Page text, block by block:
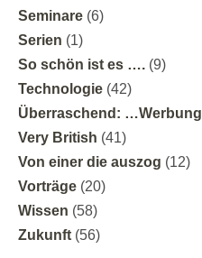
Seminare (6)
Serien (1)
So schön ist es …. (9)
Technologie (42)
Überraschend: …Werbung
Very British (41)
Von einer die auszog (12)
Vorträge (20)
Wissen (58)
Zukunft (56)